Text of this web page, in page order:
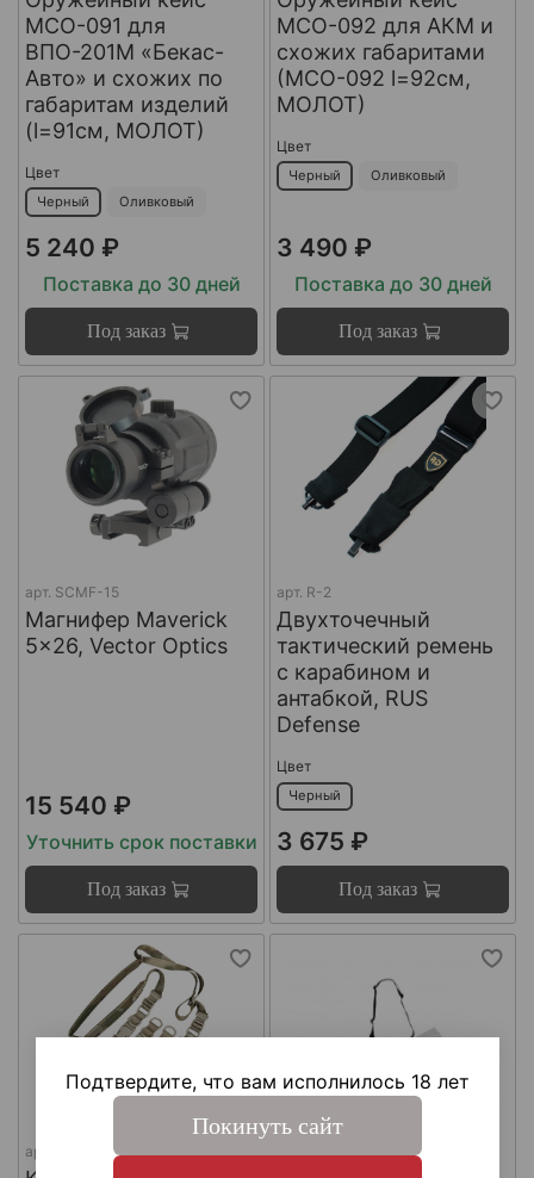
МСО-091 для
ВПО-201М «Бекас-
Авто» и схожих по
габаритам изделий
(l=91см, МОЛОТ)
Цвет
Черный Оливковый
5 240 ₽
Поставка до 30 дней
Под заказ
МСО-092 для АКМ и
схожих габаритами
(МСО-092 l=92см,
МОЛОТ)
Цвет
Черный Оливковый
3 490 ₽
Поставка до 30 дней
Под заказ
арт. SCMF-15
Магнифер Maverick
5x26, Vector Optics
15 540 ₽
Уточнить срок поставки
Под заказ
арт. R-2
Двухточечный
тактический ремень
с карабином и
антабкой, RUS
Defense
Цвет
Черный
3 675 ₽
Под заказ
арт. 18905060
Подтвердите, что вам исполнилось 18 лет
Покинуть сайт